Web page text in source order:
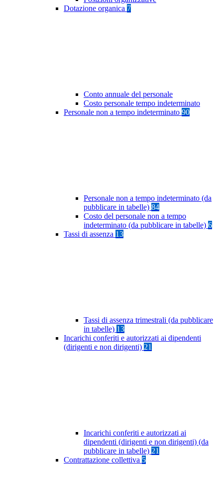
Dotazione organica 7
Conto annuale del personale
Costo personale tempo indeterminato
Personale non a tempo indeterminato 90
Personale non a tempo indeterminato (da
pubblicare in tabelle) 84
Costo del personale non a tempo
indeterminato (da pubblicare in tabelle) 6
Tassi di assenza 13
Tassi di assenza trimestrali (da pubblicare
in tabelle) 13
Incarichi conferiti e autorizzati ai dipendenti
(dirigenti e non dirigenti) 21
Incarichi conferiti e autorizzati ai
dipendenti (dirigenti e non dirigenti) (da
pubblicare in tabelle) 21
Contrattazione collettiva 5